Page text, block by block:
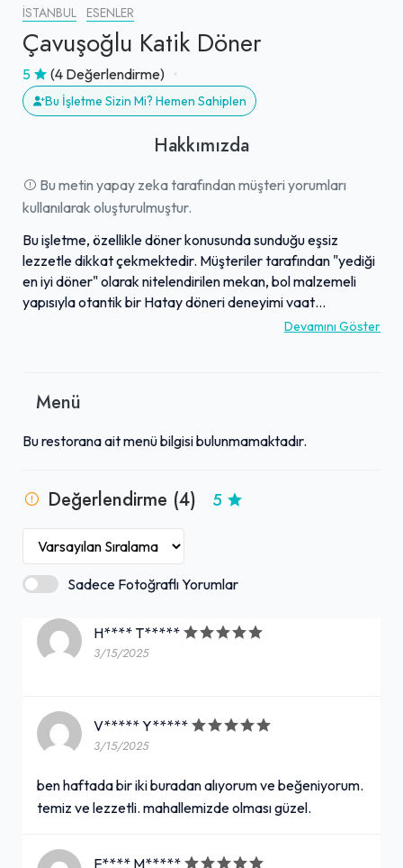
İSTANBUL ESENLER
Çavuşoğlu Katik Döner
5 (4 Değerlendirme)
Bu İşletme Sizin Mi? Hemen Sahiplen
Hakkımızda
Bu metin yapay zeka tarafından müşteri yorumları
kullanılarak oluşturulmuştur.
Bu işletme, özellikle döner konusunda sunduğu eşsiz
lezzetle dikkat çekmektedir. Müşteriler tarafından "yediği
en iyi döner" olarak nitelendirilen mekan, bol malzemeli
yapısıyla otantik bir Hatay döneri deneyimi vaat
etmektedir. Temizliği ve lezzetli ürünleriyle övgü toplayan
eden müşterilerin büyük takdirini kazanmıştır. Yüksek
yaklaşımıyla, bölgedeki döner severler için vazgeçilmez bir
Devamını Göster
Menü
Bu restorana ait menü bilgisi bulunmamaktadır.
Değerlendirme (4) 5
Sadece Fotoğraflı Yorumlar
H**** T*****
3/15/2025
V***** Y*****
3/15/2025
ben haftada bir iki buradan alıyorum ve beğeniyorum.
temiz ve lezzetli. mahallemizde olması güzel.
F**** M*****